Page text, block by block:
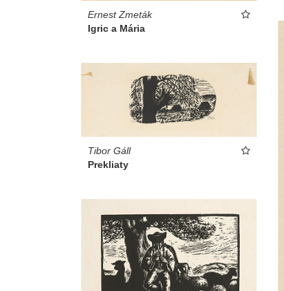
Ernest Zmeták
Igric a Mária
Tibor Gáll
Prekliaty